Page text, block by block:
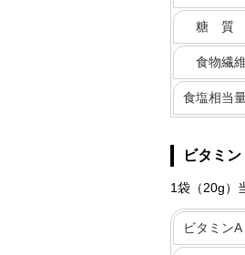
糖 質
食物繊
食塩相当
ビタミ
1袋（20g）
ビタミンA